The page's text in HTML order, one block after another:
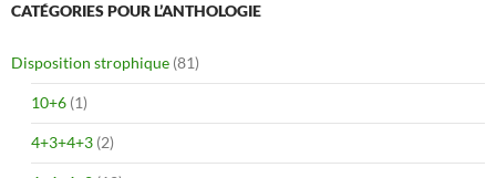
CATÉGORIES POUR L’ANTHOLOGIE
Disposition strophique (81)
10+6 (1)
4+3+4+3 (2)